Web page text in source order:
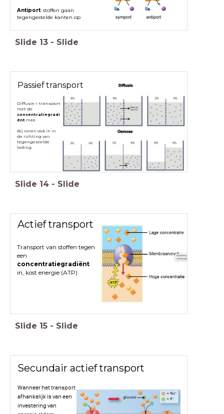
Antiport: stoffen gaan
tegengestelde kanten op
Slide 13 - Slide
Passief transport
Diffusie = transport
met de
concentratiegradi
ënt mee.
Bij ionen ook in in
de richting van
tegengestelde
lading.
Slide 14 - Slide
Actief transport
Transport van stoffen tegen
een
concentratiegradiënt
in, kost energie (ATP)
Slide 15 - Slide
Secundair actief transport
Wanneer het transport
afhankelijk is van een
investering van